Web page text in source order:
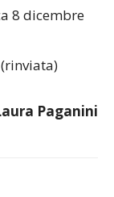
8 dicembre
Paganini